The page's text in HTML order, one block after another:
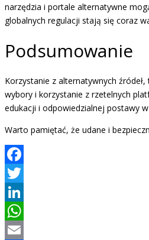
narzędzia i portale alternatywne
globalnych regulacji stają się coraz
Podsumowanie
Korzystanie z alternatywnych
wybory i korzystanie z rzetelnych
edukacji i odpowiedzialnej postawy
Warto pamiętać, że udane i
Facebook
Twitter
LinkedIn
WhatsApp